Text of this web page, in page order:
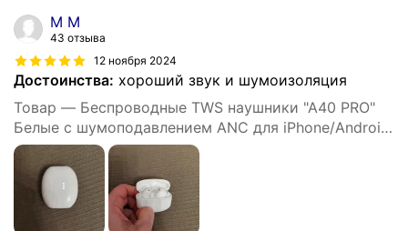
M M
43 отзыва
12 ноября 2024
Достоинства: хороший звук и шумоизоляция
Товар — Беспроводные TWS наушники "A40 PRO"
Белые с шумоподавлением ANC для iPhone/Android
сенсорные